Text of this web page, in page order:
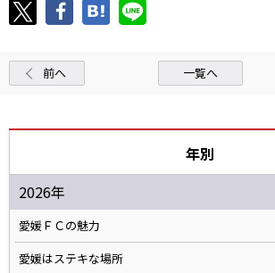
前へ 一覧へ
年別
2026年
愛媛ＦＣの魅力
愛媛はステキな場所